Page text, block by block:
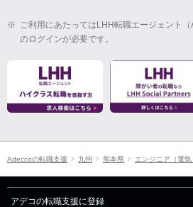
※ ご利用にあたってはLHH転職エージェント
のログインが必要です。
Adeccoの転職支援 九州 熊本県 エンジニア（電
アデコの転職支援に登録